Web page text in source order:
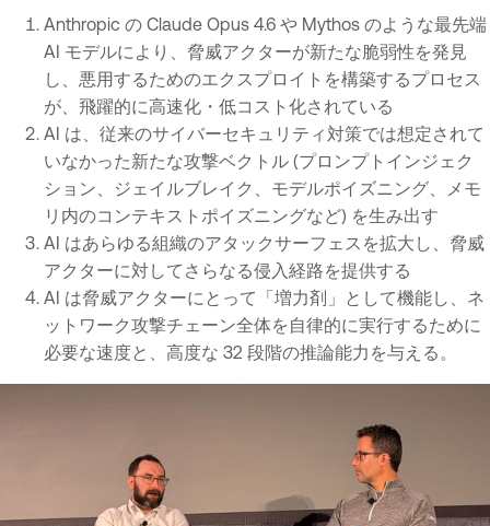
Anthropic の Claude Opus 4.6 や Mythos のような最先端
AI モデルにより、脅威アクターが新たな脆弱性を発見
し、悪用するためのエクスプロイトを構築するプロセス
が、飛躍的に高速化・低コスト化されている
AI は、従来のサイバーセキュリティ対策では想定されて
いなかった新たな攻撃ベクトル (プロンプトインジェク
ション、ジェイルブレイク、モデルポイズニング、メモ
リ内のコンテキストポイズニングなど) を生み出す
AI はあらゆる組織のアタックサーフェスを拡大し、脅威
アクターに対してさらなる侵入経路を提供する
AI は脅威アクターにとって「増力剤」として機能し、ネ
ットワーク攻撃チェーン全体を自律的に実行するために
必要な速度と、高度な 32 段階の推論能力を与える。